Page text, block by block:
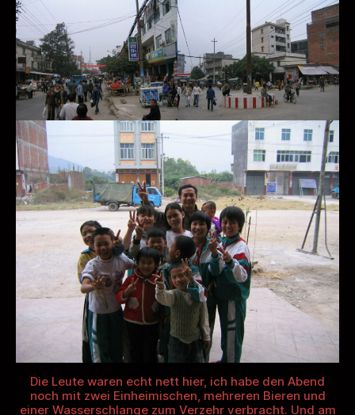
Die Leute waren echt nett hier, ich habe den Abend
noch mit zwei Einheimischen, mehreren Bieren und
einer Wasserschlange zum Verzehr verbracht. Und am